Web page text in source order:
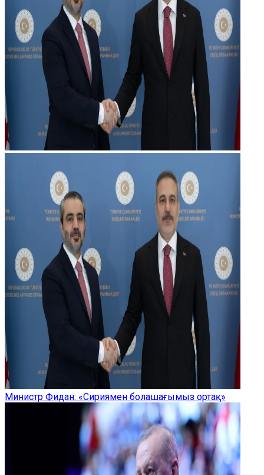
Министр Фидан: «Сириямен болашағымыз ортақ»